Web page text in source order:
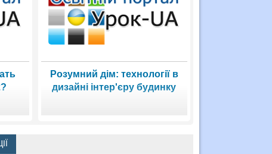
Розумний дім: технології в
дизайні інтер'єру будинку